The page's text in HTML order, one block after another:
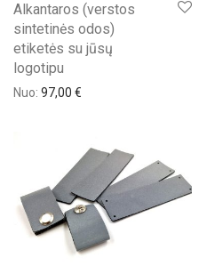
Alkantaros (verstos
sintetinės odos)
etiketės su jūsų
logotipu
Nuo: 97,00 €